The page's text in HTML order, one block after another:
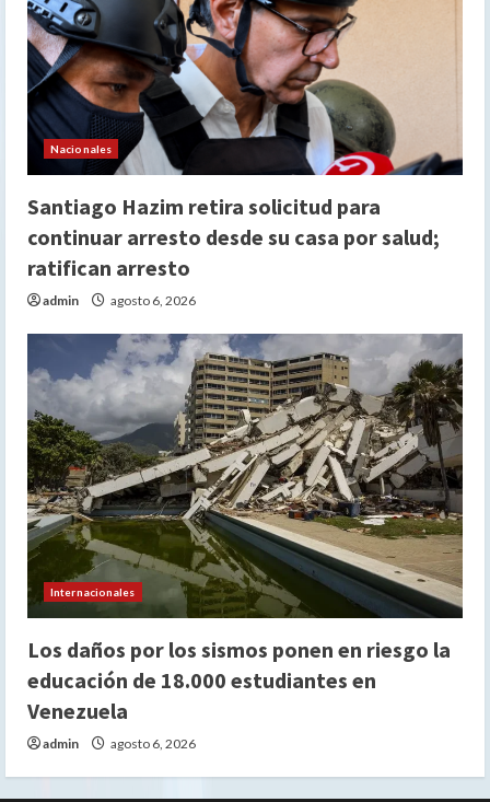
Nacionales
Santiago Hazim retira solicitud para
continuar arresto desde su casa por salud;
ratifican arresto
admin agosto 6, 2026
Internacionales
Los daños por los sismos ponen en riesgo la
educación de 18.000 estudiantes en
Venezuela
admin agosto 6, 2026